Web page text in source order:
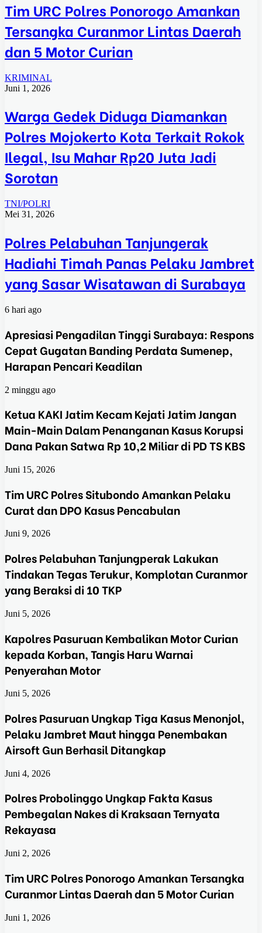
Tim URC Polres Ponorogo Amankan
Tersangka Curanmor Lintas Daerah
dan 5 Motor Curian
KRIMINAL
Juni 1, 2026
Warga Gedek Diduga Diamankan
Polres Mojokerto Kota Terkait Rokok
Ilegal, Isu Mahar Rp20 Juta Jadi
Sorotan
TNI/POLRI
Mei 31, 2026
Polres Pelabuhan Tanjungerak
Hadiahi Timah Panas Pelaku Jambret
yang Sasar Wisatawan di Surabaya
6 hari ago
Apresiasi Pengadilan Tinggi Surabaya: Respons
Cepat Gugatan Banding Perdata Sumenep,
Harapan Pencari Keadilan
2 minggu ago
Ketua KAKI Jatim Kecam Kejati Jatim Jangan
Main-Main Dalam Penanganan Kasus Korupsi
Dana Pakan Satwa Rp 10,2 Miliar di PD TS KBS
Juni 15, 2026
Tim URC Polres Situbondo Amankan Pelaku
Curat dan DPO Kasus Pencabulan
Juni 9, 2026
Polres Pelabuhan Tanjungperak Lakukan
Tindakan Tegas Terukur, Komplotan Curanmor
yang Beraksi di 10 TKP
Juni 5, 2026
Kapolres Pasuruan Kembalikan Motor Curian
kepada Korban, Tangis Haru Warnai
Penyerahan Motor
Juni 5, 2026
Polres Pasuruan Ungkap Tiga Kasus Menonjol,
Pelaku Jambret Maut hingga Penembakan
Airsoft Gun Berhasil Ditangkap
Juni 4, 2026
Polres Probolinggo Ungkap Fakta Kasus
Pembegalan Nakes di Kraksaan Ternyata
Rekayasa
Juni 2, 2026
Tim URC Polres Ponorogo Amankan Tersangka
Curanmor Lintas Daerah dan 5 Motor Curian
Juni 1, 2026